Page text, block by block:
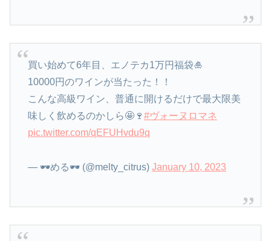
買い始めて6年目、エノテカ1万円福袋🎍
10000円のワインが当たった！！
こんな高級ワイン、普通に開けるだけで最大限美
味しく飲めるのかしら🤩🍷 #ヴォーヌロマネ
pic.twitter.com/qEFUHvdu9q
— 🕶める🕶 (@melty_citrus) January 10, 2023